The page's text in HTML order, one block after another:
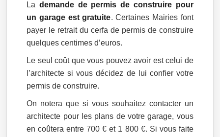
Lademande de permis de construire pour
un garage est gratuite. Certaines Mairies font
payer le retrait du cerfa de permis de construire
quelques centimes d’euros.
Le seul coût que vous pouvez avoir est celui de
l’architecte si vous décidez de lui confier votre
permis de construire.
On notera que si vous souhaitez contacter un
architecte pour les plans de votre garage, vous
en coûtera entre 700 € et 1 800 €. Si vous faite